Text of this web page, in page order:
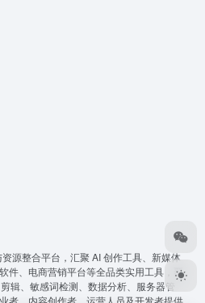
源整合平台，汇聚 AI 创作工具、新媒体
件、电商营销平台等全品类实用工具，覆
辑、敏感词检测、数据分析、服务器管
者、内容创作者、运营人员及开发者提供